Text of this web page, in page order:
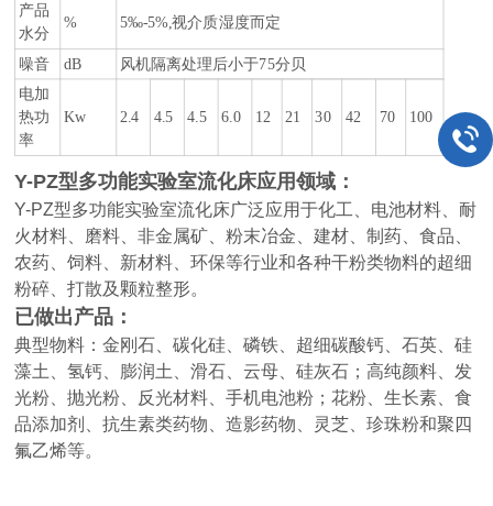
产品
水分
% 5‰-5%,视介质湿度而定
噪音 dB
风机隔离处理后小于75分贝
电加
热功
率
Kw 2.4 4.5 4.5 6.0 12 21 30 42 70 100
Y-PZ型多功能实验室流化床应用领域：
Y-PZ型多功能实验室流化床广泛应用于化工、电池材料、耐
火材料、磨料、非金属矿、粉末冶金、建材、制药、食品、
农药、饲料、新材料、环保等行业和各种干粉类物料的超细
粉碎、打散及颗粒整形。
已做出产品：
典型物料：金刚石、碳化硅、磷铁、超细碳酸钙、石英、硅
藻土、氢钙、膨润土、滑石、云母、硅灰石；高纯颜料、发
光粉、抛光粉、反光材料、手机电池粉；花粉、生长素、食
品添加剂、抗生素类药物、造影药物、灵芝、珍珠粉和聚四
氟乙烯等。